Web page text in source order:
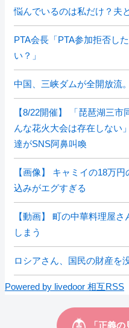
悩んでいるのは私だけ？夫
PTA会長「PTA参加拒否し
い？」
中国、三峡ダムが全開放流
【8/22開催】 「琵琶湖三
んな花火大会は存在しない
達がSNS阿鼻叫喚
【画像】 キャミイの18万
込みがエグすぎる
【動画】 町の中華料理屋
しまう
ロシアさん、国民の財産を
Powered by livedoor 相互RSS